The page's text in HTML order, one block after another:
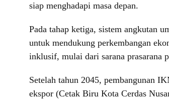
siap menghadapi masa depan.
Pada tahap ketiga, sistem angkutan
untuk mendukung perkembangan
inklusif, mulai dari sarana prasarana
Setelah tahun 2045, pembangunan
ekspor (Cetak Biru Kota Cerdas